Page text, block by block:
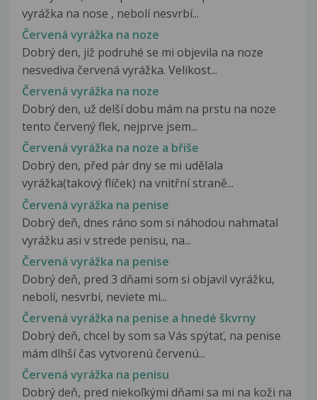
vyrážka na nose , nebolí nesvrbí...
Červená vyrážka na noze
Dobrý den, již podruhé se mi objevila na noze
nesvediva červená vyrážka. Velikost...
Červená vyrážka na noze
Dobrý den, už delší dobu mám na prstu na noze
tento červený flek, nejprve jsem...
Červená vyrážka na noze a břiše
Dobrý den, před pár dny se mi udělala
vyrážka(takový flíček) na vnitřní straně...
Červená vyrážka na penise
Dobrý deň, dnes ráno som si náhodou nahmatal
vyrážku asi v strede penisu, na...
Červená vyrážka na penise
Dobrý deň, pred 3 dňami som si objavil vyrážku,
nebolí, nesvrbí, neviete mi...
Červená vyrážka na penise a hnedé škvrny
Dobrý deň, chcel by som sa Vás spýtať, na penise
mám dlhší čas vytvorenú červenú...
Červená vyrážka na penisu
Dobrý deň, pred niekoľkými dňami sa mi na koži na